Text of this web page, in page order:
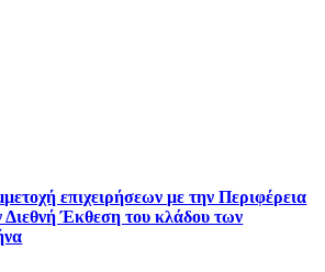
επιχειρήσεων με την Περιφέρεια
Διεθνή Έκθεση του κλάδου των